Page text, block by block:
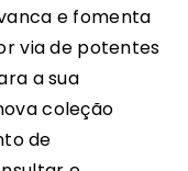
e fomenta
via de potentes
a sua
coleção
de